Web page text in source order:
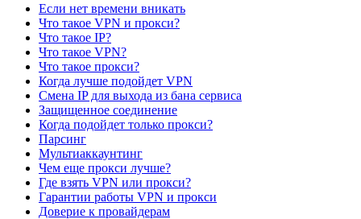
Если нет времени вникать
Что такое VPN и прокси?
Что такое IP?
Что такое VPN?
Что такое прокси?
Когда лучше подойдет VPN
Смена IP для выхода из бана сервиса
Защищенное соединение
Когда подойдет только прокси?
Парсинг
Мультиаккаунтинг
Чем еще прокси лучше?
Где взять VPN или прокси?
Гарантии работы VPN и прокси
Доверие к провайдерам